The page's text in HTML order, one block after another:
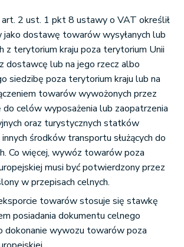
2 ust. 1 pkt 8 ustawy o VAT określił
dostawę towarów wysyłanych lub
z terytorium kraju poza terytorium Unii
dostawcę lub na jego rzecz albo
siedzibę poza terytorium kraju lub na
towarów wywożonych przez
do celów wyposażenia lub zaopatrzenia
oraz turystycznych statków
środków transportu służących do
Co więcej, wywóz towarów poza
musi być potwierdzony przez
w przepisach celnych.
towarów stosuje się stawkę
posiadania dokumentu celnego
dokonanie wywozu towarów poza